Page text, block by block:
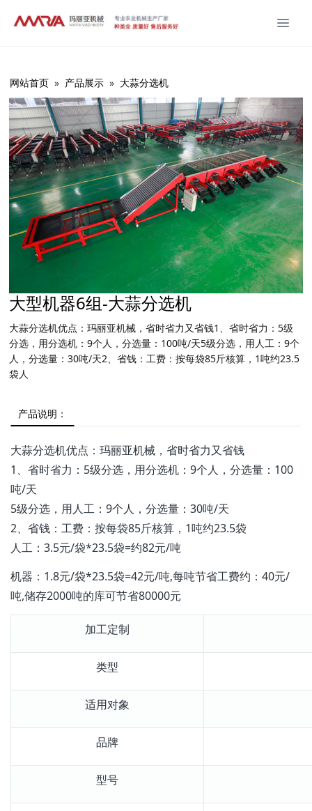
网站首页 » 产品展示 » 大蒜分选机
大型机器6组-大蒜分选机
大蒜分选机优点：玛丽亚机械，省时省力又省钱1、省时省力：5级
分选，用分选机：9个人，分选量：100吨/天5级分选，用人工：9个
人，分选量：30吨/天2、省钱：工费：按每袋85斤核算，1吨约23.5
袋人
产品说明：
大蒜分选机优点：玛丽亚机械，省时省力又省钱
1、省时省力：5级分选，用分选机：9个人，分选量：100
吨/天
5级分选，用人工：9个人，分选量：30吨/天
2、省钱：工费：按每袋85斤核算，1吨约23.5袋
人工：3.5元/袋*23.5袋=约82元/吨
机器：1.8元/袋*23.5袋=42元/吨,每吨节省工费约：40元/
吨,储存2000吨的库可节省80000元
加工定制
类型
适用对象
品牌
型号